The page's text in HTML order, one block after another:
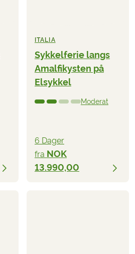
ITALIA
Sykkelferie langs
Amalfikysten på
Elsykkel
Moderat
6 Dager
fra NOK
13.990,00